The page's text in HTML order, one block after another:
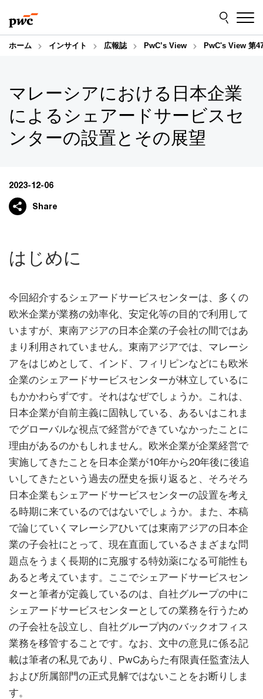
to
content
to
footer
ホーム インサイト 広報誌 PwC’s View PwC's View 第
マレーシアにおける日本企業
によるシェアードサービスセ
ンターの設置とその展望
2023-12-06
Share
はじめに
今回紹介するシェアードサービスセンターは、多くの
欧米企業が業務の効率化、安定化等の目的で利用して
いますが、東南アジアの日本企業の子会社の間ではあ
まり利用されていません。東南アジアでは、マレーシ
アをはじめとして、インド、フィリピンなどにも欧米
企業のシェアードサービスセンターが林立しているに
もかかわらずです。それはなぜでしょうか。これは、
日本企業が自前主義に固執している、あるいはこれま
でグローバルな視点で経営ができていなかったことに
理由があるのかもしれません。欧米企業が企業経営で
実施してきたことを日本企業が10年から20年後に後追
いしてきたという過去の歴史を振り返ると、そろそろ
日本企業もシェアードサービスセンターの設置を考え
る時期に来ているのではないでしょうか。また、本稿
で論じていくマレーシアひいては東南アジアの日本企
業の子会社にとって、現在直面しているさまざまな問
題点をうまく長期的に克服する特効薬になる可能性も
あると考えています。ここでシェアードサービスセン
ターと筆者が定義しているのは、自社グループの中に
シェアードサービスセンターとしての業務を行うため
の子会社を設立し、自社グループ内のバックオフィス
業務を移管することです。なお、文中の意見に係る記
載は筆者の私見であり、PwCあらた有限責任監査法人
および所属部門の正式見解ではないことをお断りしま
す。